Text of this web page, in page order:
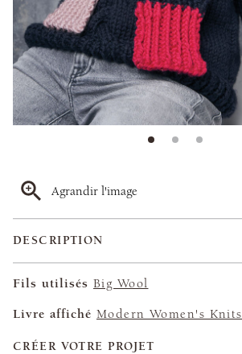
Agrandir l'image
DESCRIPTION
Fils utilisés Big Wool
Livre affiché Modern Women's Knits
CRÉER VOTRE PROJET